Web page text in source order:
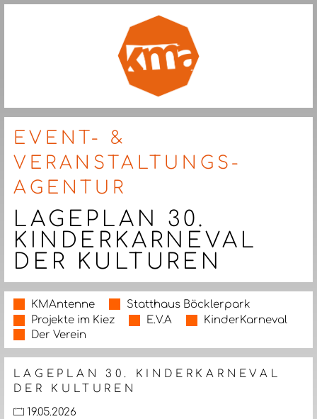
EVENT- &
VERANSTALTUNGS-
AGENTUR
LAGEPLAN 30.
KINDERKARNEVAL
DER KULTUREN
KMAntenne
Statthaus Böcklerpark
Projekte im Kiez
E.V.A
KinderKarneval
Der Verein
LAGEPLAN 30. KINDERKARNEVAL
DER KULTUREN
19.05.2026